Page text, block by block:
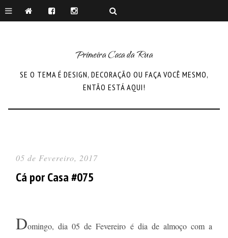
Primeira Casa da Rua
SE O TEMA É DESIGN, DECORAÇÃO OU FAÇA VOCÊ MESMO,
ENTÃO ESTÁ AQUI!
05 de Fevereiro, 2017
Cá por Casa #075
Domingo, dia 05 de Fevereiro é dia de almoço com a